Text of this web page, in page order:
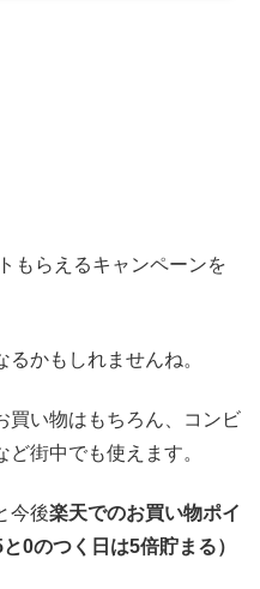
もらえるキャンペーンを
かもしれませんね。
買い物はもちろん、コンビ
街中でも使えます。
今後楽天でのお買い物ポイ
と0のつく日は5倍貯まる）